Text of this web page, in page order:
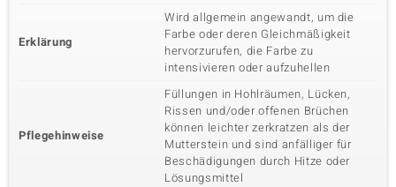
Ovalschliff
Fassung Herkunft
Madagaskar
Erklärung
Wird allgemein angewandt, um die
Farbe oder deren Gleichmäßigkeit
hervorzurufen, die Farbe zu
intensivieren oder aufzuhellen
Pflegehinweise
Füllungen in Hohlräumen, Lücken,
Rissen und/oder offenen Brüchen
können leichter zerkratzen als der
Mutterstein und sind anfälliger für
Beschädigungen durch Hitze oder
Lösungsmittel